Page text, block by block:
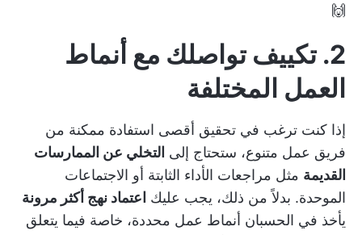
🙌
2. تكييف تواصلك مع أنماط
العمل المختلفة
إذا كنت ترغب في تحقيق أقصى استفادة ممكنة من
فريق عمل متنوع، ستحتاج إلى التخلي عن الممارسات
القديمة مثل مراجعات الأداء الثابتة أو الاجتماعات
الموحدة. بدلاً من ذلك، يجب عليك اعتماد نهج أكثر مرونة
يأخذ في الحسبان أنماط عمل محددة، خاصة فيما يتعلق